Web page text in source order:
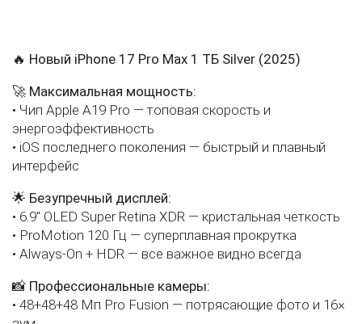
🔥 Новый iPhone 17 Pro Max 1 ТБ Silver (2025)
🚀 Максимальная мощность:
• Чип Apple A19 Pro — топовая скорость и
энергоэффективность
• iOS последнего поколения — быстрый и плавный
интерфейс
🌟 Безупречный дисплей:
• 6.9" OLED Super Retina XDR — кристальная четкость
• ProMotion 120 Гц — суперплавная прокрутка
• Always-On + HDR — все важное видно всегда
📸 Профессиональные камеры:
• 48+48+48 Мп Pro Fusion — потрясающие фото и 16×